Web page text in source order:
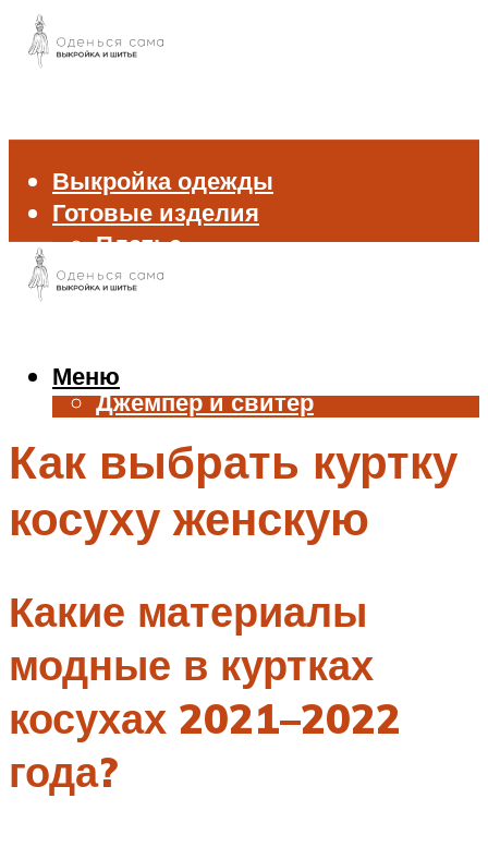
Выкройка одежды
Готовые изделия
Платье
Брюки
Жилет
Джемпер и свитер
Аксессуары
Меню
Меню
Как выбрать куртку
косуху женскую
Какие материалы
модные в куртках
косухах 2021–2022
года?